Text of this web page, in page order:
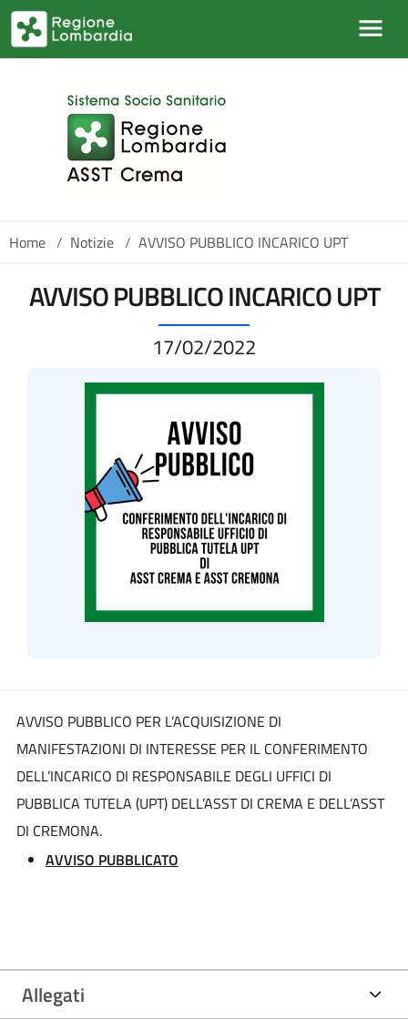
Salta al contenuto principale
Home / Notizie / AVVISO PUBBLICO INCARICO UPT
AVVISO PUBBLICO INCARICO UPT
17/02/2022
AVVISO PUBBLICO PER L’ACQUISIZIONE DI
MANIFESTAZIONI DI INTERESSE PER IL CONFERIMENTO
DELL’INCARICO DI RESPONSABILE DEGLI UFFICI DI
PUBBLICA TUTELA (UPT) DELL’ASST DI CREMA E DELL’ASST
DI CREMONA.
AVVISO PUBBLICATO
Allegati